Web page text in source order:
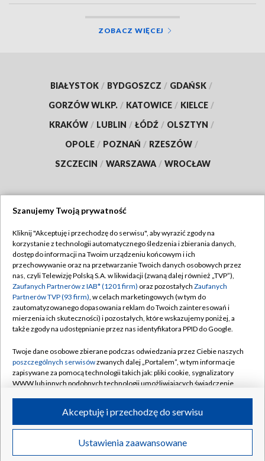
ZOBACZ WIĘCEJ
BIAŁYSTOK / BYDGOSZCZ / GDAŃSK /
GORZÓW WLKP. / KATOWICE / KIELCE /
KRAKÓW / LUBLIN / ŁÓDŹ / OLSZTYN /
OPOLE / POZNAŃ / RZESZÓW /
SZCZECIN / WARSZAWA / WROCŁAW
TVP
Abonament TVP
Emisja w TVP
Centrum informacji TVP
Naziemna Telewizja Cyfrowa
Rada Programowa
System NOS
Informacje o nadawcy
Program dla prasy
Ogłoszenie przetargowe
Regulamin TVP
Polityka prywatności
Moje zgody
Pomoc
Kontakt
Kanały
©2026 Telewizja Polska S.A. w likwidacji
Szanujemy Twoją prywatność
Kliknij "Akceptuję i przechodzę do serwisu", aby wyrazić zgody na
korzystanie z technologii automatycznego śledzenia i zbierania danych,
dostęp do informacji na Twoim urządzeniu końcowym i ich
przechowywanie oraz na przetwarzanie Twoich danych osobowych przez
nas, czyli Telewizję Polską S.A. w likwidacji (zwaną dalej również „TVP”),
Zaufanych Partnerów z IAB* (1201 firm) oraz pozostałych Zaufanych
Partnerów TVP (93 firm), w celach marketingowych (w tym do
zautomatyzowanego dopasowania reklam do Twoich zainteresowań i
mierzenia ich skuteczności) i pozostałych, które wskazujemy poniżej, a
także zgody na udostępnianie przez nas identyfikatora PPID do Google.
Twoje dane osobowe zbierane podczas odwiedzania przez Ciebie naszych
poszczególnych serwisówzwanych dalej „Portalem”, w tym informacje
zapisywane za pomocą technologii takich jak: pliki cookie, sygnalizatory
WWW lub innych podobnych technologii umożliwiających świadczenie
ruchu w Internecie.
Twoje dane osobowe zbierane podczas odwiedzania przez Ciebie
poszczególnych serwisówna Portalu, takie jak adresy IP, identyfikatory
Ustawienia zaawansowane
Akceptuję i przechodzę do serwisu